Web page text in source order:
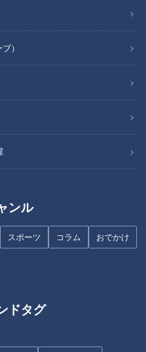
）
ンル
スポーツ コラム おでかけ
ドタグ
ラーメンの食材、食器、コ
洗ったりする水などを積ん
にラーメンという麺メニュ
屋台で提供されていたもの
。「中華そば」と呼んだ方
。